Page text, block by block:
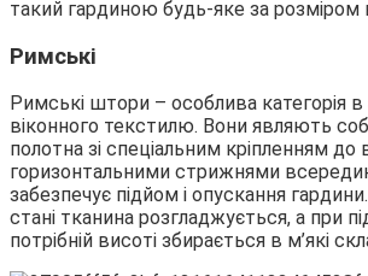
такий гардиною будь-яке за розміром
Римські
Римські штори – особлива категорія
віконного текстилю. Вони являють
полотна зі спеціальним кріпленням до
горизонтальними стрижнями
забезпечує підйом і опускання
стані тканина розгладжується, а при
потрібній висоті збирається в м’які